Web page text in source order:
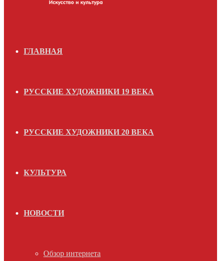
ГЛАВНАЯ
РУССКИЕ ХУДОЖНИКИ 19 ВЕКА
РУССКИЕ ХУДОЖНИКИ 20 ВЕКА
КУЛЬТУРА
НОВОСТИ
Обзор интернета